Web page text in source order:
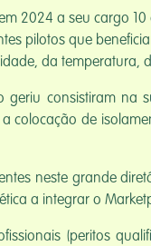
em 2024 a seu
pilotos que
da temperatura,
consistiram na
de
neste grande
a integrar o
(peritos